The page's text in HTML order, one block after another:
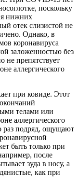
поскольку
нижних
отек слизистой не
Однако, в
коронавируса
заложенностью без
не препятствует
аллергического
при ковиде. Этот
телами или
аллергического
раз подряд, ощущают
быть только при
после
зуда в носу, а
как при